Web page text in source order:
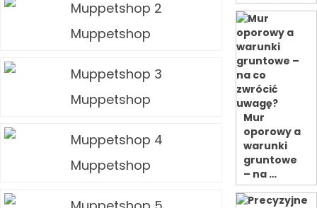
Muppetshop
Muppetshop
Muppetshop
Mur
oporowy a
warunki
gruntowe
– na …